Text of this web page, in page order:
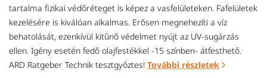
tartalma fizikai védőréteget is képez a vasfelületeken. Fafelületek
kezelésére is kiválóan alkalmas. Erősen megnehezíti a víz
behatolását, ezenkívül kitűnő védelmet nyújt az UV-sugárzás
ellen. Igény esetén fedő olajfestékkel -15 színben- átfesthető.
ARD Ratgeber Technik tesztgyőztes! További részletek